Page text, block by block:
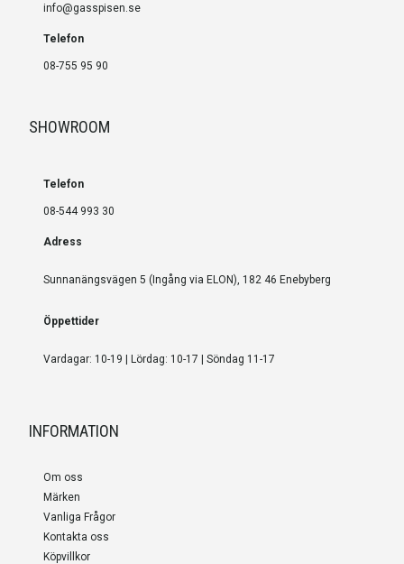
info@gasspisen.se
Telefon
08-755 95 90
SHOWROOM
Telefon
08-544 993 30
Adress
Sunnanängsvägen 5 (Ingång via ELON), 182 46 Enebyberg
Öppettider
Vardagar: 10-19 | Lördag: 10-17 | Söndag 11-17
INFORMATION
Om oss
Märken
Vanliga Frågor
Kontakta oss
Köpvillkor